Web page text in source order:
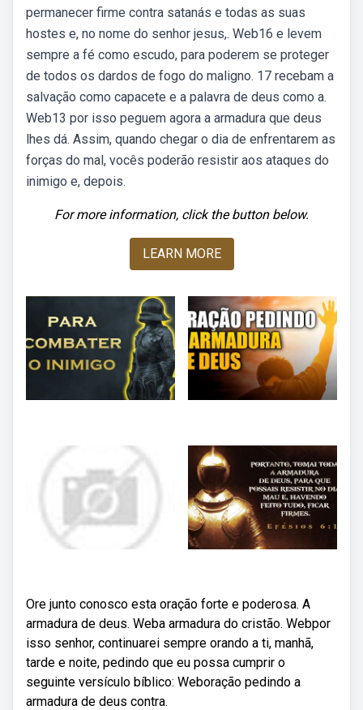
permanecer firme contra satanás e todas as suas
hostes e, no nome do senhor jesus,. Web16 e levem
sempre a fé como escudo, para poderem se proteger
de todos os dardos de fogo do maligno. 17 recebam a
salvação como capacete e a palavra de deus como a.
Web13 por isso peguem agora a armadura que deus
lhes dá. Assim, quando chegar o dia de enfrentarem as
forças do mal, vocês poderão resistir aos ataques do
inimigo e, depois.
For more information, click the button below.
LEARN MORE
Ore junto conosco esta oração forte e poderosa. A
armadura de deus. Weba armadura do cristão. Webpor
isso senhor, continuarei sempre orando a ti, manhã,
tarde e noite, pedindo que eu possa cumprir o
seguinte versículo bíblico: Weboração pedindo a
armadura de deus contra.